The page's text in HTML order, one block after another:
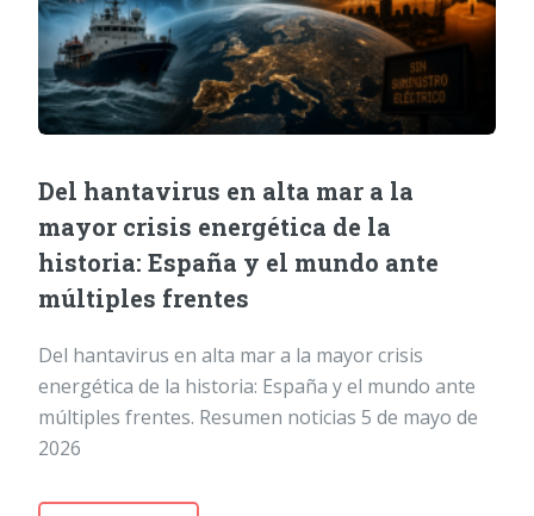
Del hantavirus en alta mar a la
mayor crisis energética de la
historia: España y el mundo ante
múltiples frentes
Del hantavirus en alta mar a la mayor crisis
energética de la historia: España y el mundo ante
múltiples frentes. Resumen noticias 5 de mayo de
2026